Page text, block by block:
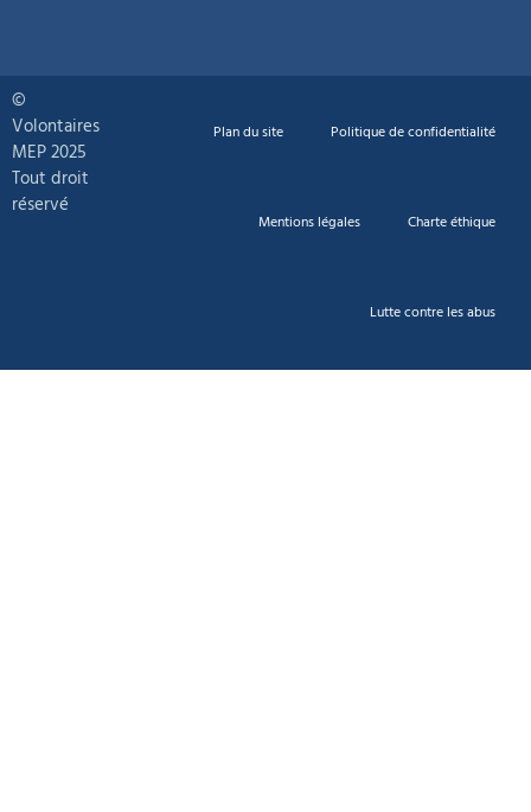
©
Volontaires
MEP 2025
Tout droit
réservé
Plan du site Politique de confidentialité
Mentions légales Charte éthique
Lutte contre les abus